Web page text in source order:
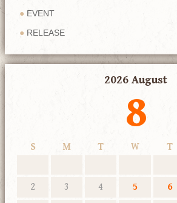
EVENT
RELEASE
2026 August
8
S M T W T
2
3 4 5 6